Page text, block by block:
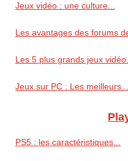
Jeux vidéo : une culture...
Les avantages des forums
Les 5 plus grands jeux vidéo...
Jeux sur PC : Les meilleurs...
PS5 : les caractéristiques...